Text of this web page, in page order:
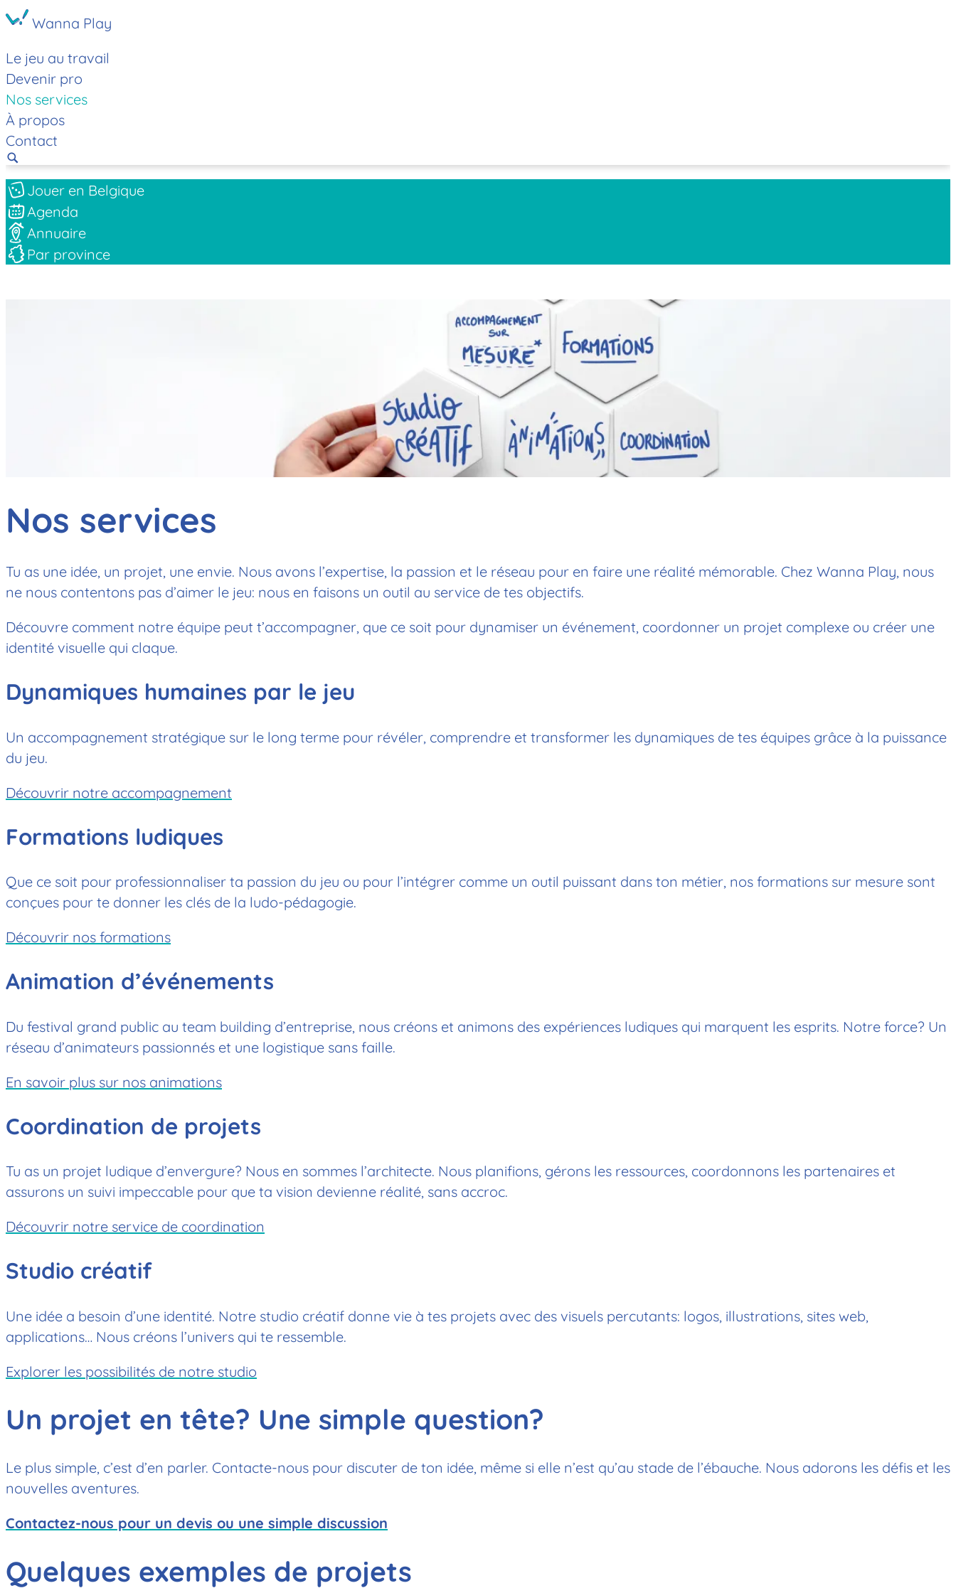
Wanna Play
Le jeu au travail
Devenir pro
Nos services
À propos
Contact
Jouer en Belgique
Agenda
Annuaire
Par province
Nos services
Tu as une idée, un projet, une envie. Nous avons l’expertise, la passion et le réseau pour en faire une réalité mémorable. Chez Wanna Play, nous
ne nous contentons pas d’aimer le jeu: nous en faisons un outil au service de tes objectifs.
Découvre comment notre équipe peut t’accompagner, que ce soit pour dynamiser un événement, coordonner un projet complexe ou créer une
identité visuelle qui claque.
Dynamiques humaines par le jeu
Un accompagnement stratégique sur le long terme pour révéler, comprendre et transformer les dynamiques de tes équipes grâce à la puissance
du jeu.
Découvrir notre accompagnement
Formations ludiques
Que ce soit pour professionnaliser ta passion du jeu ou pour l’intégrer comme un outil puissant dans ton métier, nos formations sur mesure sont
conçues pour te donner les clés de la ludo-pédagogie.
Découvrir nos formations
Animation d’événements
Du festival grand public au team building d’entreprise, nous créons et animons des expériences ludiques qui marquent les esprits. Notre force? Un
réseau d’animateurs passionnés et une logistique sans faille.
En savoir plus sur nos animations
Coordination de projets
Tu as un projet ludique d’envergure? Nous en sommes l’architecte. Nous planifions, gérons les ressources, coordonnons les partenaires et
assurons un suivi impeccable pour que ta vision devienne réalité, sans accroc.
Découvrir notre service de coordination
Studio créatif
Une idée a besoin d’une identité. Notre studio créatif donne vie à tes projets avec des visuels percutants: logos, illustrations, sites web,
applications… Nous créons l’univers qui te ressemble.
Explorer les possibilités de notre studio
Un projet en tête? Une simple question?
Le plus simple, c’est d’en parler. Contacte-nous pour discuter de ton idée, même si elle n’est qu’au stade de l’ébauche. Nous adorons les défis et les
nouvelles aventures.
Contactez-nous pour un devis ou une simple discussion
Quelques exemples de projets